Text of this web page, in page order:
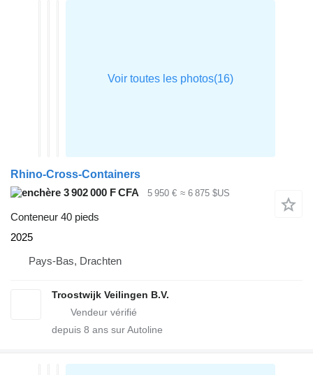
Rhino-Cross-Containers
3 902 000 F CFA
5 950 € ≈ 6 875 $US
Conteneur 40 pieds
2025
Pays-Bas, Drachten
Troostwijk Veilingen B.V.
depuis 8 ans sur Autoline